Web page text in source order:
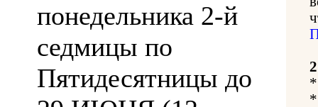
понедельника 2-й
седмицы по
Пятидесятницы до
*